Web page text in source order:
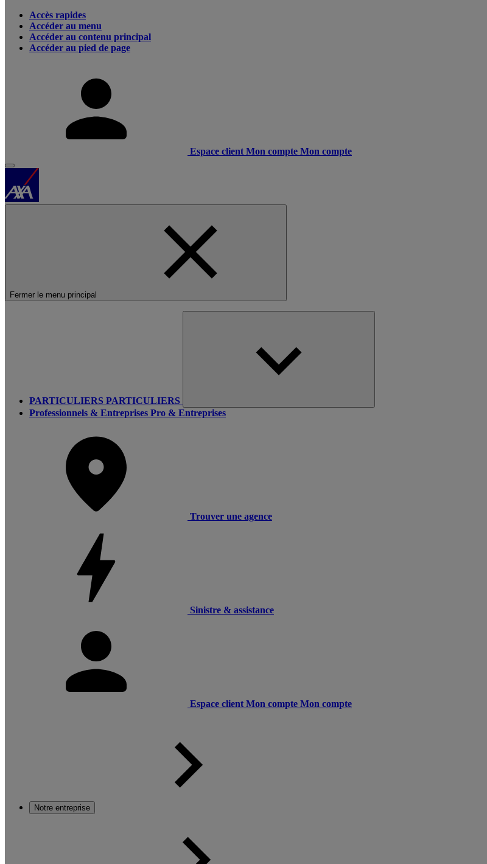
Accès rapides
Accéder au menu
Accéder au contenu principal
Accéder au pied de page
Espace client Mon compte Mon compte
Fermer le menu principal
PARTICULIERS PARTICULIERS
Professionnels & Entreprises Pro & Entreprises
Trouver une agence
Sinistre & assistance
Espace client Mon compte Mon compte
Notre entreprise